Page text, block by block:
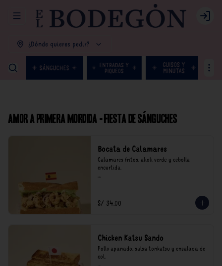
Abrir menu de navegación Login
¿Dónde quieres pedir?
Amor a primera mordida - Fiesta de Sánguches
Bocata de Calamares
Calamares fritos, alioli verde y cebolla
encurtida.
consumo.
S/ 34.00
Chicken Katsu Sando
Pollo apanado, salsa tonkatsu y ensalada de
col.